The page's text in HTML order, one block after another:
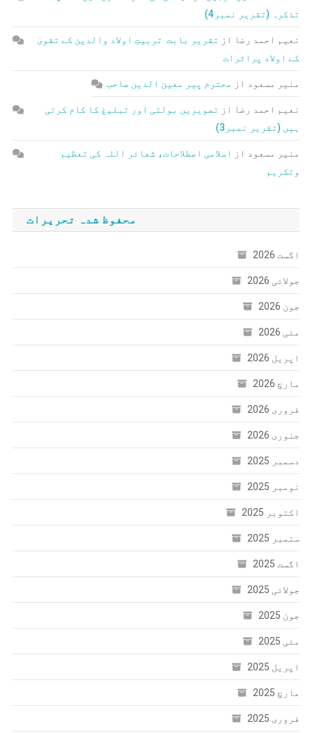
تذکرہ (تقریر نمبر4)
نعیم احمد رضا از تقریر بابت تربیتِ اولاد والدین کے تقویٰ
کے اولاد پراثرات
منیر مسعود از محترم پیر معین الدین صاحب
نعیم احمد رضا از تصویریں بولتی اور تبلیغ کا کام کرتی
ہیں (تقریر نمبر3)
منیر مسعود از
اسلامی اصطلاحات، شعائر اللہ کی تعظیم
وتکریم
محفوظ شدہ تحریرات
اگست 2026
جولائی 2026
جون 2026
مئی 2026
اپریل 2026
مارچ 2026
فروری 2026
جنوری 2026
دسمبر 2025
نومبر 2025
اکتوبر 2025
ستمبر 2025
اگست 2025
جولائی 2025
جون 2025
مئی 2025
اپریل 2025
مارچ 2025
فروری 2025